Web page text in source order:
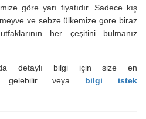
göre yarı fiyatıdır. Sadece kış
ve sebze ülkemize gore biraz
her çeşitini bulmanız
detaylı bilgi için size en
veya bilgi istek